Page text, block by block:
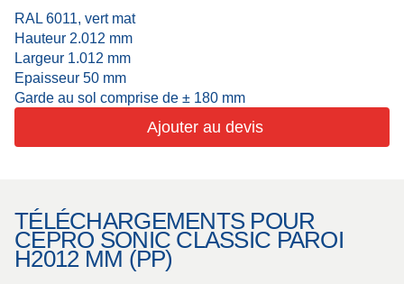
Soudage en
extérieur
Lanières de
meulage
Rideaux de
Soudage laser
Produits isolants
Foire aux questions
Downloads
RAL 6011, vert mat
Hauteur 2.012 mm
Largeur 1.012 mm
Epaisseur 50 mm
Garde au sol comprise de ± 180 mm
Ajouter au devis
TÉLÉCHARGEMENTS POUR
CEPRO SONIC CLASSIC PAROI
H2012 MM (PP)